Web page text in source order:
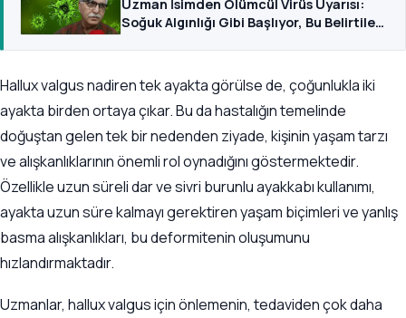
Uzman İsimden Ölümcül Virüs Uyarısı:
Soğuk Algınlığı Gibi Başlıyor, Bu Belirtilere
Hallux valgus nadiren tek ayakta görülse de, çoğunlukla iki
ayakta birden ortaya çıkar. Bu da hastalığın temelinde
doğuştan gelen tek bir nedenden ziyade, kişinin yaşam tarzı
ve alışkanlıklarının önemli rol oynadığını göstermektedir.
Özellikle uzun süreli dar ve sivri burunlu ayakkabı kullanımı,
ayakta uzun süre kalmayı gerektiren yaşam biçimleri ve yanlış
basma alışkanlıkları, bu deformitenin oluşumunu
hızlandırmaktadır.
Uzmanlar, hallux valgus için önlemenin, tedaviden çok daha